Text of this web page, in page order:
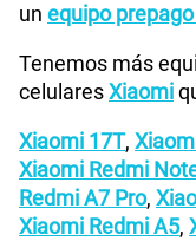
un equipo
Tenemos más
celularesXiaomi
Xiaomi 17T,
Xiaomi Redmi
Redmi A7 Pro,
Xiaomi Redmi A5,